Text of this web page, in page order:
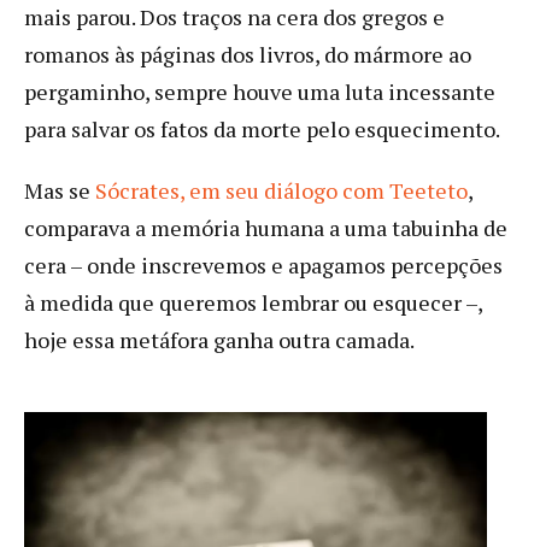
mais parou. Dos traços na cera dos gregos e
romanos às páginas dos livros, do mármore ao
pergaminho, sempre houve uma luta incessante
para salvar os fatos da morte pelo esquecimento.
Mas se Sócrates, em seu diálogo com Teeteto,
comparava a memória humana a uma tabuinha de
cera – onde inscrevemos e apagamos percepções
à medida que queremos lembrar ou esquecer –,
hoje essa metáfora ganha outra camada.